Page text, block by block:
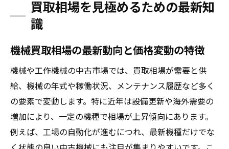
買取相場を見極めるための最新知
識
機械買取相場の最新動向と価格変動の特徴
機械や工作機械の中古市場では、買取相場が需要と供
給、機械の年式や稼働状況、メンテナンス履歴など多く
の要素で変動します。特に近年は設備更新や海外需要の
増加により、一定の機種で相場が上昇傾向にあります。
例えば、工場の自動化が進むにつれ、最新機種だけでな